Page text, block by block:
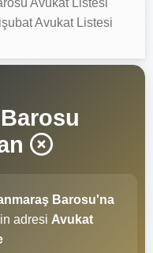
Avukat Listesi
Barosu'na
adresi Avukat